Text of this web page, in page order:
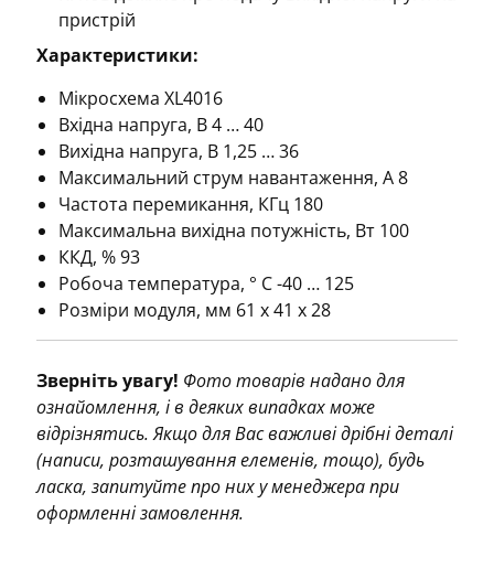
пристрій
Характеристики:
Мікросхема XL4016
Вхідна напруга, В 4 … 40
Вихідна напруга, В 1,25 … 36
Максимальний струм навантаження, А 8
Частота перемикання, КГц 180
Максимальна вихідна потужність, Вт 100
ККД, % 93
Робоча температура, ° С -40 … 125
Розміри модуля, мм 61 х 41 х 28
Зверніть увагу! Фото товарів надано для
ознайомлення, і в деяких випадках може
відрізнятись. Якщо для Вас важливі дрібні деталі
(написи, розташування елеменів, тощо), будь
ласка, запитуйте про них у менеджера при
оформленні замовлення.